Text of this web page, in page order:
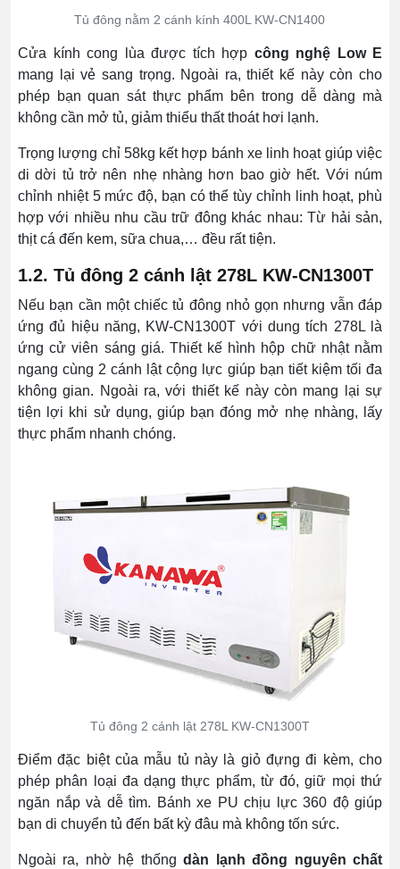
Tủ đông nằm 2 cánh kính 400L KW-CN1400
Cửa kính cong lùa được tích hợp công nghệ Low E
mang lại vẻ sang trọng. Ngoài ra, thiết kế này còn cho
phép bạn quan sát thực phẩm bên trong dễ dàng mà
không cần mở tủ, giảm thiểu thất thoát hơi lạnh.
Trọng lượng chỉ 58kg kết hợp bánh xe linh hoạt giúp việc
di dời tủ trở nên nhẹ nhàng hơn bao giờ hết. Với núm
chỉnh nhiệt 5 mức độ, bạn có thể tùy chỉnh linh hoạt, phù
hợp với nhiều nhu cầu trữ đông khác nhau: Từ hải sản,
thịt cá đến kem, sữa chua,… đều rất tiện.
1.2. Tủ đông 2 cánh lật 278L KW-CN1300T
Nếu bạn cần một chiếc tủ đông nhỏ gọn nhưng vẫn đáp
ứng đủ hiệu năng, KW-CN1300T với dung tích 278L là
ứng cử viên sáng giá. Thiết kế hình hộp chữ nhật nằm
ngang cùng 2 cánh lật cộng lực giúp bạn tiết kiệm tối đa
không gian. Ngoài ra, với thiết kế này còn mang lại sự
tiện lợi khi sử dụng, giúp bạn đóng mở nhẹ nhàng, lấy
thực phẩm nhanh chóng.
Tủ đông 2 cánh lật 278L KW-CN1300T
Điểm đặc biệt của mẫu tủ này là giỏ đựng đi kèm, cho
phép phân loại đa dạng thực phẩm, từ đó, giữ mọi thứ
ngăn nắp và dễ tìm. Bánh xe PU chịu lực 360 độ giúp
bạn di chuyển tủ đến bất kỳ đâu mà không tốn sức.
Ngoài ra, nhờ hệ thốngdàn lạnh đồng nguyên chất